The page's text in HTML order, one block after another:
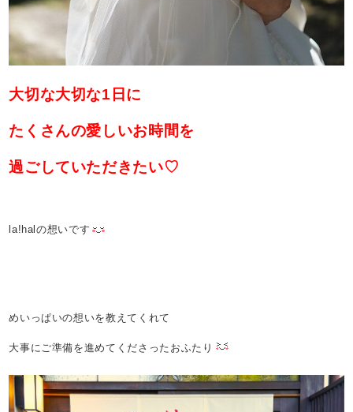
大切な大切な1日に
たくさんの愛しいお時間を
過ごしていただきたい♡
la!halの想いです
めいっぱいの想いを教えてくれて
大事にご準備を進めてくださったおふたり